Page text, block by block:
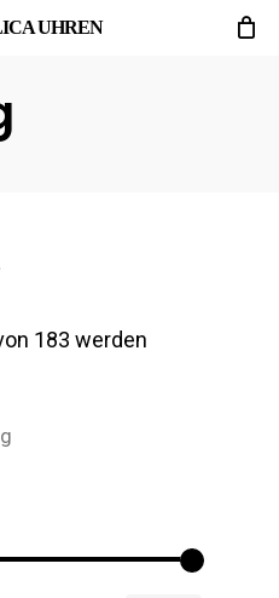
UHREN
183 werden